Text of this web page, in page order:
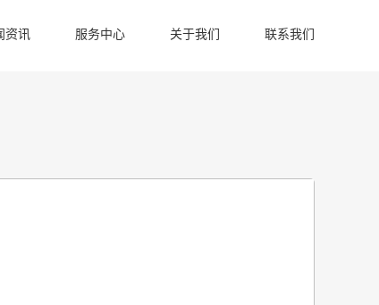
资讯 服务中心 关于我们 联系我们